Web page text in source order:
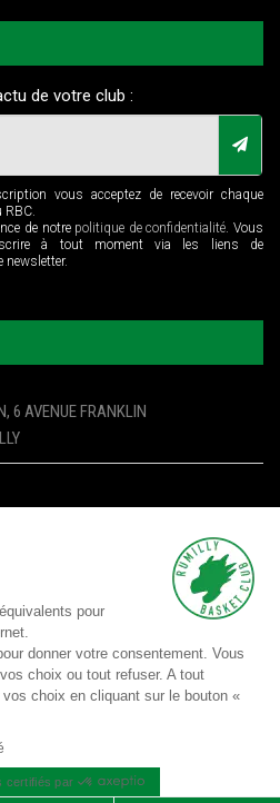
de votre club :
vous acceptez de recevoir chaque
RBC.
de notre politique de confidentialité. Vous
à tout moment via les liens de
6 AVENUE FRANKLIN
droits réservés - Mentions Légales-
-Cookies
NOUS
pour
donner votre consentement. Vous
choix ou tout refuser. A tout
choix en cliquant sur le bouton «
certifiés par